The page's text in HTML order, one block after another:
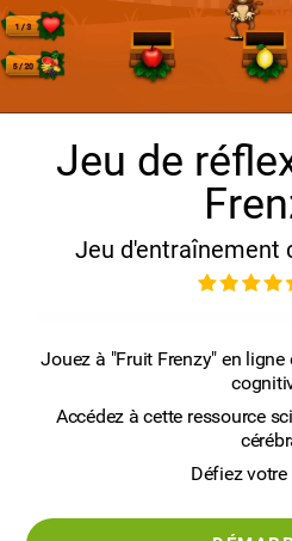
Jeu de
Jeu d'entraînement
Jouez à "Fruit Frenzy" en
Accédez à cette ressource
Défiez votre